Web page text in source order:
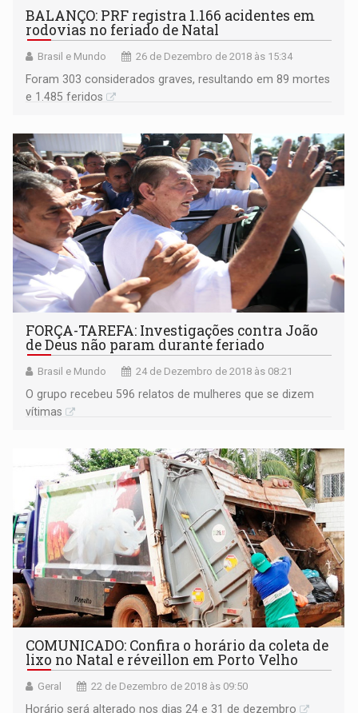
BALANÇO: PRF registra 1.166 acidentes em
rodovias no feriado de Natal
Brasil e Mundo 26 de Dezembro de 2018 às 15:34
Foram 303 considerados graves, resultando em 89 mortes
e 1.485 feridos
FORÇA-TAREFA: Investigações contra João
de Deus não param durante feriado
Brasil e Mundo 24 de Dezembro de 2018 às 08:21
O grupo recebeu 596 relatos de mulheres que se dizem
vítimas
COMUNICADO: Confira o horário da coleta de
lixo no Natal e réveillon em Porto Velho
Geral 22 de Dezembro de 2018 às 09:50
Horário será alterado nos dias 24 e 31 de dezembro